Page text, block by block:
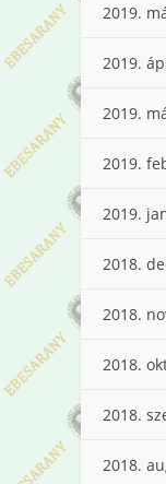
2019.
2019.
2019.
2019.
2019.
2018.
2018.
2018.
2018.
2018.